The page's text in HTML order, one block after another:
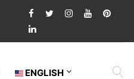
ENGLISH